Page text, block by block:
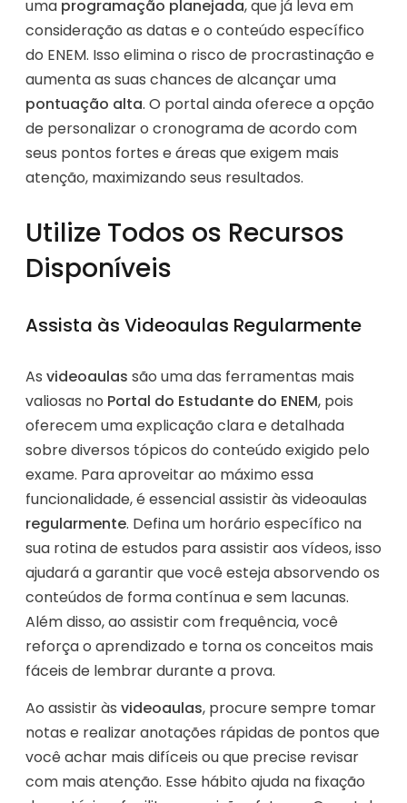
uma programação planejada, que já leva em
consideração as datas e o conteúdo específico
do ENEM. Isso elimina o risco de procrastinação e
aumenta as suas chances de alcançar uma
pontuação alta. O portal ainda oferece a opção
de personalizar o cronograma de acordo com
seus pontos fortes e áreas que exigem mais
atenção, maximizando seus resultados.
Utilize Todos os Recursos
Disponíveis
Assista às Videoaulas Regularmente
As videoaulas são uma das ferramentas mais
valiosas no Portal do Estudante do ENEM, pois
oferecem uma explicação clara e detalhada
sobre diversos tópicos do conteúdo exigido pelo
exame. Para aproveitar ao máximo essa
funcionalidade, é essencial assistir às videoaulas
regularmente. Defina um horário específico na
sua rotina de estudos para assistir aos vídeos, isso
ajudará a garantir que você esteja absorvendo os
conteúdos de forma contínua e sem lacunas.
Além disso, ao assistir com frequência, você
reforça o aprendizado e torna os conceitos mais
fáceis de lembrar durante a prova.
Ao assistir às videoaulas, procure sempre tomar
notas e realizar anotações rápidas de pontos que
você achar mais difíceis ou que precise revisar
com mais atenção. Esse hábito ajuda na fixação